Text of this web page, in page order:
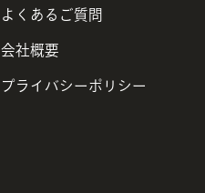
よくあるご質問
会社概要
プライバシーポリシー